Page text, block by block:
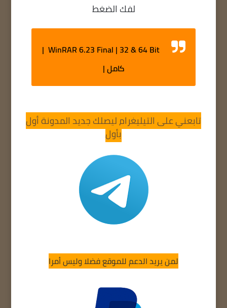
لفك الضغط
WinRAR 6.23 Final | 32 & 64 Bit |
كامل |
تابعني على التيليغرام ليصلك جديد المدونة أول
بأول
لمن يريد الدعم للموقع فضلا وليس أمرا